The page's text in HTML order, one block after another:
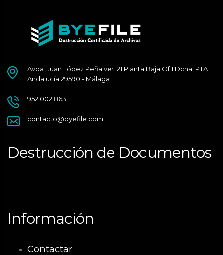
Avda. Juan López Peñalver. 21 Planta Baja Of 1 Dcha. PTA
Andalucía 29590.- Málaga
952 002 863
contacto@byefile.com
Destrucción de Documentos
Información
Contactar